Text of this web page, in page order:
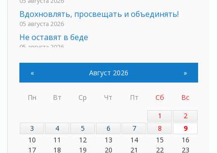
Вдохновлять, просвещать и объединять!
05 августа 2026
Не оставят в беде
05 августа 2026
На лидирующих позициях
04 августа 2026
Итоги конкурса «Лучший работник
Кадрового центра – 2026» подведены!
04 августа 2026
Ставка на дисциплину на перекрестках
04 августа 2026
В Ленобласти растет потребление
мобильного трафика
« Август 2026 »
Пн Вт Ср Чт Пт Сб
Вс
1
2
3
4 5 6 7 8
9
10
11 12 13 14 15
16
17
18 19 20 21 22
23